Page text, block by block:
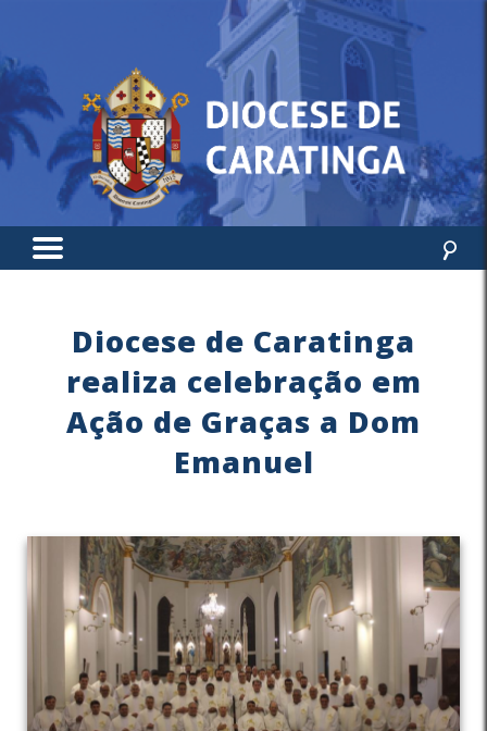
Diocese de Caratinga
realiza celebração em
Ação de Graças a Dom
Emanuel